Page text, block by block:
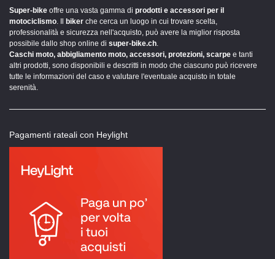
Super-bike offre una vasta gamma di prodotti e accessori per il
motociclismo. Il biker che cerca un luogo in cui trovare scelta,
professionalità e sicurezza nell'acquisto, può avere la miglior risposta
possibile dallo shop online di super-bike.ch.
Caschi moto, abbigliamento moto, accessori, protezioni, scarpe e tanti
altri prodotti, sono disponibili e descritti in modo che ciascuno può ricevere
tutte le informazioni del caso e valutare l'eventuale acquisto in totale
serenità.
Pagamenti rateali con Heylight